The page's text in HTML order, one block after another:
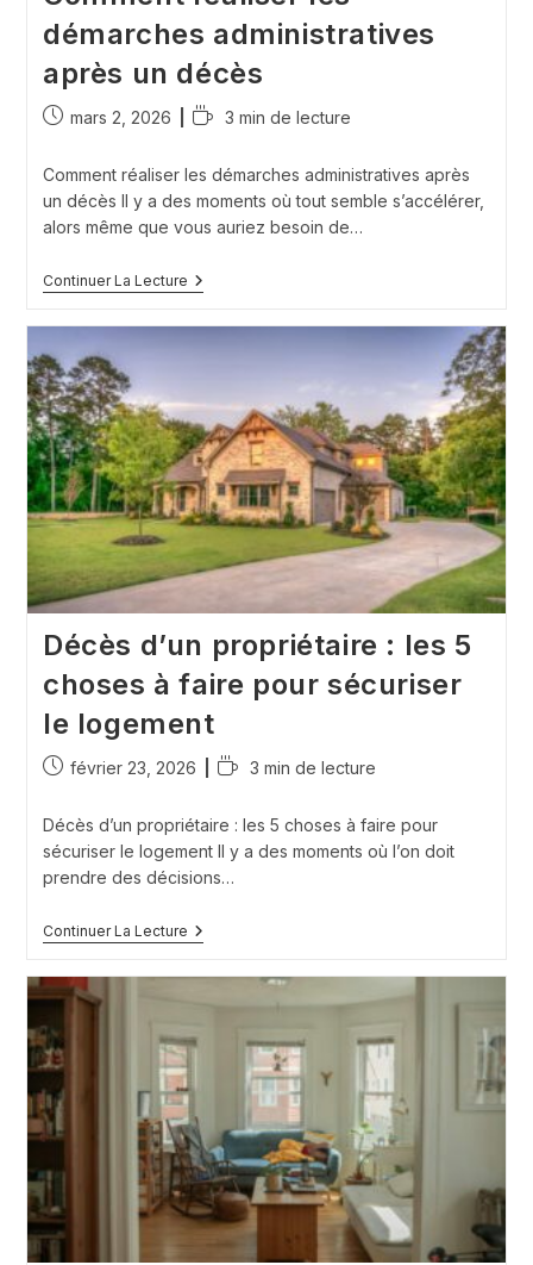
démarches administratives
après un décès
Publication
mars 2, 2026
Temps
lecture :
3 min de lecture
Comment réaliser les démarches administratives après
un décès Il y a des moments où tout semble s’accélérer,
alors même que vous auriez besoin de…
Continuer La LectureComment
Réaliser
Décès
Décès d’un propriétaire : les 5
choses à faire pour sécuriser
le logement
Publication
février 23, 2026
Temps
lecture :
3 min de lecture
Décès d’un propriétaire : les 5 choses à faire pour
sécuriser le logement Il y a des moments où l’on doit
prendre des décisions…
Continuer La LectureDécès
D’un
Choses
À
Faire
Pour
Sécuriser
Le
Logement